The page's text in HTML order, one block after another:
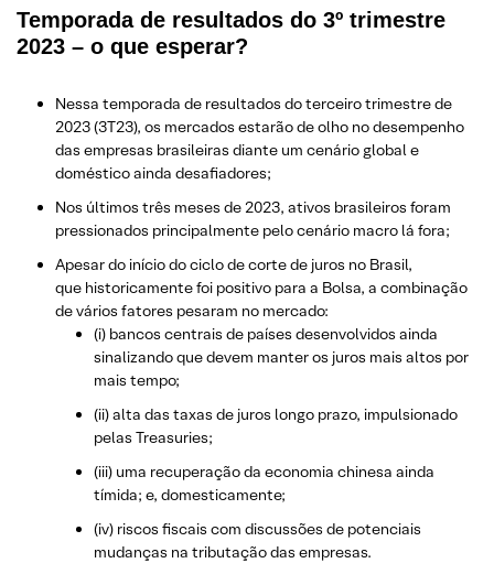
Temporada de resultados do 3º trimestre
2023 – o que esperar?
Nessa temporada de resultados do terceiro trimestre de
2023 (3T23), os mercados estarão de olho no desempenho
das empresas brasileiras diante um cenário global e
doméstico ainda desafiadores;
Nos últimos três meses de 2023, ativos brasileiros foram
pressionados principalmente pelo cenário macro lá fora;
Apesar do início do ciclo de corte de juros no Brasil,
que historicamente foi positivo para a Bolsa, a combinação
de vários fatores pesaram no mercado:
(i) bancos centrais de países desenvolvidos ainda
sinalizando que devem manter os juros mais altos por
mais tempo;
(ii) alta das taxas de juros longo prazo, impulsionado
pelas Treasuries;
(iii) uma recuperação da economia chinesa ainda
tímida; e, domesticamente;
(iv) riscos fiscais com discussões de potenciais
mudanças na tributação das empresas.